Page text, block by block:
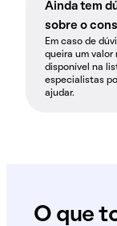
Ainda tem
sobre o
Em caso de
queira um valor
disponível na
especialistas
ajudar.
O que